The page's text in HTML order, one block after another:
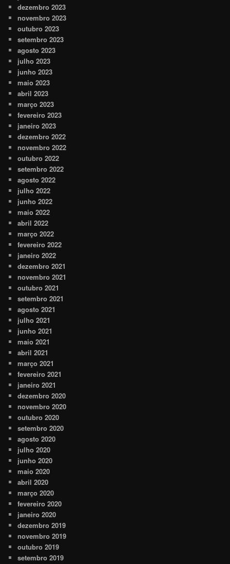
dezembro 2023
novembro 2023
outubro 2023
setembro 2023
agosto 2023
julho 2023
junho 2023
maio 2023
abril 2023
março 2023
fevereiro 2023
janeiro 2023
dezembro 2022
novembro 2022
outubro 2022
setembro 2022
agosto 2022
julho 2022
junho 2022
maio 2022
abril 2022
março 2022
fevereiro 2022
janeiro 2022
dezembro 2021
novembro 2021
outubro 2021
setembro 2021
agosto 2021
julho 2021
junho 2021
maio 2021
abril 2021
março 2021
fevereiro 2021
janeiro 2021
dezembro 2020
novembro 2020
outubro 2020
setembro 2020
agosto 2020
julho 2020
junho 2020
maio 2020
abril 2020
março 2020
fevereiro 2020
janeiro 2020
dezembro 2019
novembro 2019
outubro 2019
setembro 2019